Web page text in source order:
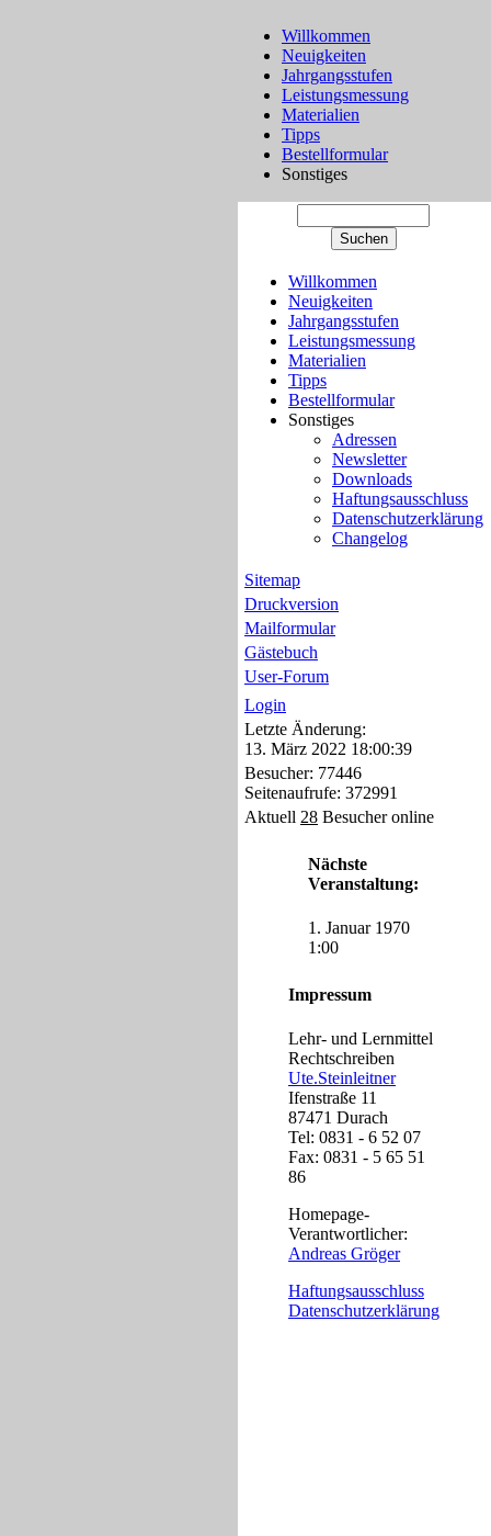
Willkommen
Neuigkeiten
Jahrgangsstufen
Leistungsmessung
Materialien
Tipps
Bestellformular
Sonstiges
Willkommen
Neuigkeiten
Jahrgangsstufen
Leistungsmessung
Materialien
Tipps
Bestellformular
Sonstiges
Adressen
Newsletter
Downloads
Haftungsausschluss
Datenschutzerklärung
Changelog
Sitemap
Druckversion
Mailformular
Gästebuch
User-Forum
Login
Letzte Änderung:
13. März 2022 18:00:39
Besucher: 77446
Seitenaufrufe: 372991
Aktuell 28 Besucher online
Nächste
Veranstaltung:
1. Januar 1970
1:00
Impressum
Lehr- und Lernmittel
Rechtschreiben
Ute.Steinleitner
Ifenstraße 11
87471 Durach
Tel: 0831 - 6 52 07
Fax: 0831 - 5 65 51
86
Homepage-
Verantwortlicher:
Andreas Gröger
Haftungsausschluss
Datenschutzerklärung